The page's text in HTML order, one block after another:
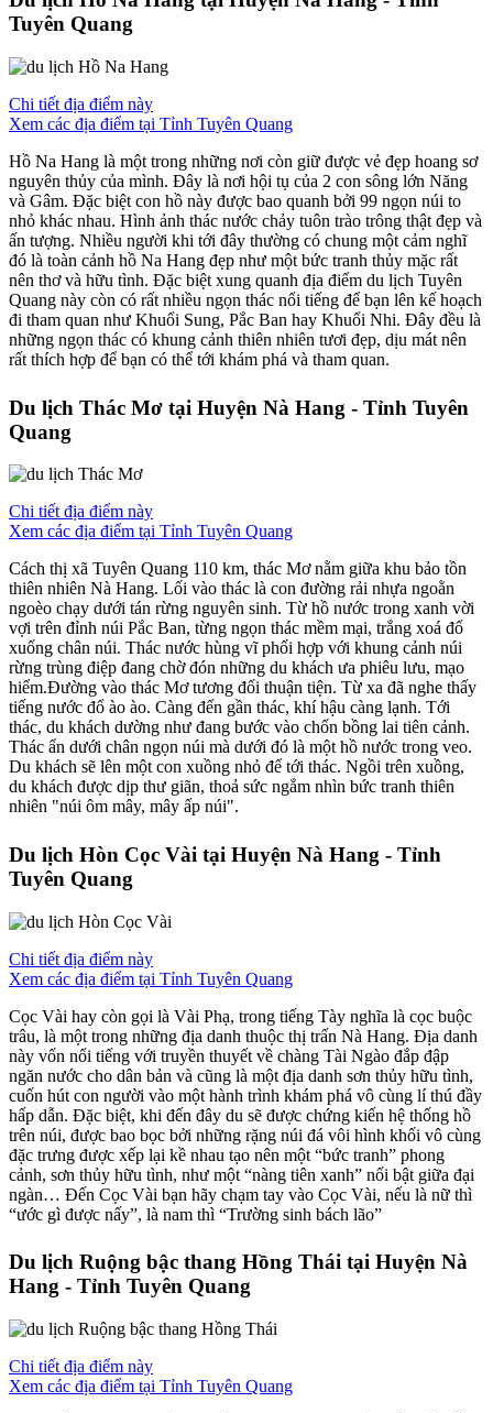
Tuyên Quang
Chi tiết địa điểm này
Xem các địa điểm tại Tỉnh Tuyên Quang
Hồ Na Hang là một trong những nơi còn giữ được vẻ đẹp hoang sơ
nguyên thủy của mình. Đây là nơi hội tụ của 2 con sông lớn Năng
và Gâm. Đặc biệt con hồ này được bao quanh bởi 99 ngọn núi to
nhỏ khác nhau. Hình ảnh thác nước chảy tuôn trào trông thật đẹp và
ấn tượng. Nhiều người khi tới đây thường có chung một cảm nghĩ
đó là toàn cảnh hồ Na Hang đẹp như một bức tranh thủy mặc rất
nên thơ và hữu tình. Đặc biệt xung quanh địa điểm du lịch Tuyên
Quang này còn có rất nhiều ngọn thác nổi tiếng để bạn lên kế hoạch
đi tham quan như Khuổi Sung, Pắc Ban hay Khuổi Nhi. Đây đều là
những ngọn thác có khung cảnh thiên nhiên tươi đẹp, dịu mát nên
rất thích hợp để bạn có thể tới khám phá và tham quan.
Du lịch Thác Mơ tại Huyện Nà Hang - Tỉnh Tuyên
Quang
Chi tiết địa điểm này
Xem các địa điểm tại Tỉnh Tuyên Quang
Cách thị xã Tuyên Quang 110 km, thác Mơ nằm giữa khu bảo tồn
thiên nhiên Nà Hang. Lối vào thác là con đường rải nhựa ngoằn
ngoèo chạy dưới tán rừng nguyên sinh. Từ hồ nước trong xanh vời
vợi trên đỉnh núi Pắc Ban, từng ngọn thác mềm mại, trắng xoá đổ
xuống chân núi. Thác nước hùng vĩ phối hợp với khung cảnh núi
rừng trùng điệp đang chờ đón những du khách ưa phiêu lưu, mạo
hiểm.Đường vào thác Mơ tương đối thuận tiện. Từ xa đã nghe thấy
tiếng nước đổ ào ào. Càng đến gần thác, khí hậu càng lạnh. Tới
thác, du khách dường như đang bước vào chốn bồng lai tiên cảnh.
Thác ẩn dưới chân ngọn núi mà dưới đó là một hồ nước trong veo.
Du khách sẽ lên một con xuồng nhỏ để tới thác. Ngồi trên xuồng,
du khách được dịp thư giãn, thoả sức ngắm nhìn bức tranh thiên
nhiên "núi ôm mây, mây ấp núi".
Du lịch Hòn Cọc Vài tại Huyện Nà Hang - Tỉnh
Tuyên Quang
Chi tiết địa điểm này
Xem các địa điểm tại Tỉnh Tuyên Quang
Cọc Vài hay còn gọi là Vài Phạ, trong tiếng Tày nghĩa là cọc buộc
trâu, là một trong những địa danh thuộc thị trấn Nà Hang. Địa danh
này vốn nổi tiếng với truyền thuyết về chàng Tài Ngào đắp đập
ngăn nước cho dân bản và cũng là một địa danh sơn thủy hữu tình,
cuốn hút con người vào một hành trình khám phá vô cùng lí thú đầy
hấp dẫn. Đặc biệt, khi đến đây du sẽ được chứng kiến hệ thống hồ
trên núi, được bao bọc bởi những rặng núi đá vôi hình khối vô cùng
đặc trưng được xếp lại kề nhau tạo nên một “bức tranh” phong
cảnh, sơn thủy hữu tình, như một “nàng tiên xanh” nổi bật giữa đại
ngàn… Đến Cọc Vài bạn hãy chạm tay vào Cọc Vài, nếu là nữ thì
“ước gì được nấy”, là nam thì “Trường sinh bách lão”
Du lịch Ruộng bậc thang Hồng Thái tại Huyện Nà
Hang - Tỉnh Tuyên Quang
Chi tiết địa điểm này
Xem các địa điểm tại Tỉnh Tuyên Quang